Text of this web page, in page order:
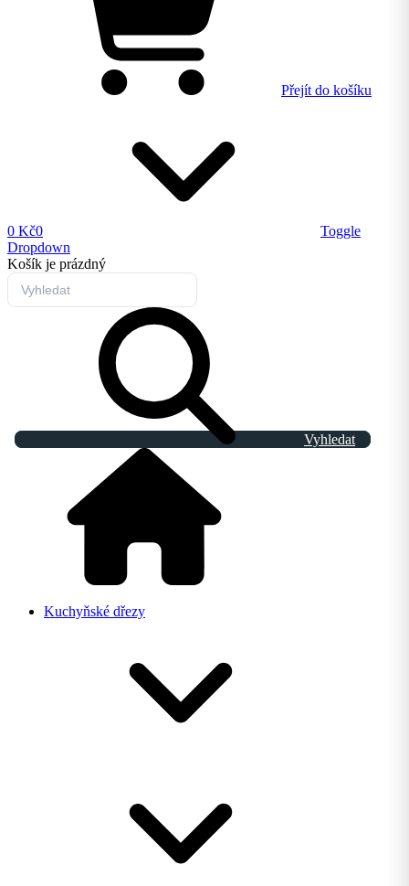
Přejít do košíku
0 Kč0
Toggle
Dropdown
Košík je prázdný
Vyhledat
Kuchyňské dřezy